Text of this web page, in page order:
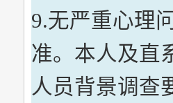
9.无严重心理
准。本人及直
人员背景调查